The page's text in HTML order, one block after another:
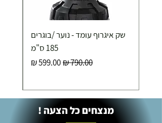
שק איגרוף עומד - נוער /בוגרים
185 ס"מ
מחיר רגילמחיר מבצע
מנצחים כל הצעה !